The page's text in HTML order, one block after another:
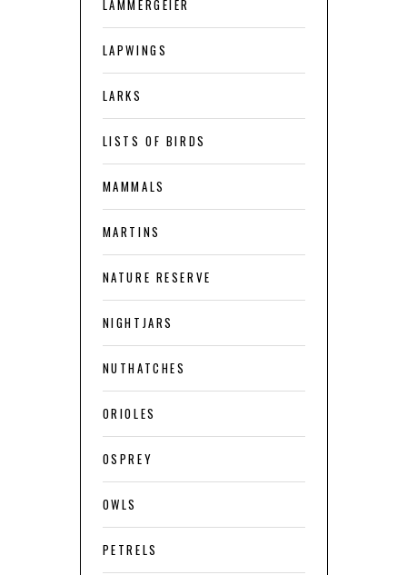
LAMMERGEIER
LAPWINGS
LARKS
LISTS OF BIRDS
MAMMALS
MARTINS
NATURE RESERVE
NIGHTJARS
NUTHATCHES
ORIOLES
OSPREY
OWLS
PETRELS